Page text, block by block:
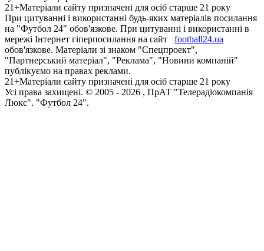
21+Матеріали сайту призначені для осіб старше 21 року
При цитуванні і використанні будь-яких матеріалів посилання
на "Футбол 24" обов'язкове. При цитуванні і використанні в
мережі Інтернет гіперпосилання на сайт
football24.ua
обов'язкове. Матеріали зі знаком "Спецпроект",
"Партнерський матеріал", "Реклама", "Новини компаній"
публікуємо на правах реклами.
21+Матеріали сайту призначені для осіб старше 21 року
Усi права захищенi. © 2005 - 2026 , ПрАТ "Телерадіокомпанія
Люкс". "Футбол 24".